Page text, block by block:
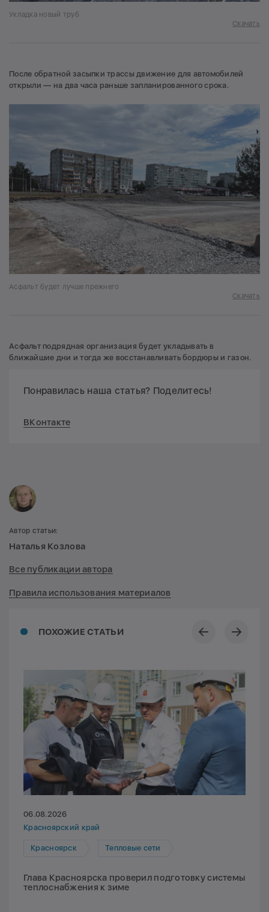
Укладка новый труб
Скачать
После обратной засыпки трассы движение для автомобилей
открыли — на два часа раньше запланированного срока.
Асфальт будет лучше прежнего
Скачать
Асфальт подрядная организация будет укладывать в
ближайшие дни и тогда же восстанавливать бордюры и газон.
Понравилась наша статья? Поделитесь!
ВКонтакте
ПОХОЖИЕ СТАТЬИ
06.08.2026
Красноярский край
Красноярск Тепловые сети
Глава Красноярска проверил подготовку системы
теплоснабжения к зиме
Автор статьи:
Наталья Козлова
Все публикации автора
Правила использования материалов